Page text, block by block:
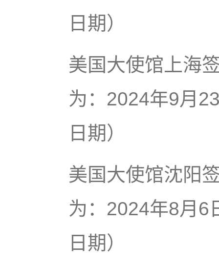
日期）
美国大使馆上海
为：2024年9月
日期）
美国大使馆沈阳
为：2024年8月6
日期）